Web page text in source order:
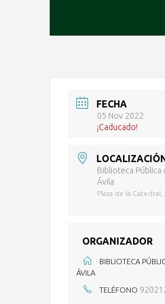
FECHA
05 Nov 2022
¡Caducado!
Biblioteca Pública
Ávila
Plaza de la Catedral,
ORGANIZADOR
BIBLIOTECA
ÁVILA
TELÉFONO